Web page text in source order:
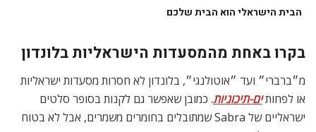
הבית הישראלי הוא הבית שלכם
בקרו באחת מהמסעדות הישראליות בלונדון
מ״ברברי״ ועד ״אוטולנגי״, בלונדון לא חסרות מסעדות ישראליות
או לפחותים-תיכוניות. כמובן שאפשר גם לקנות בסופר סלטים
ישראליים של Sabra שמתובלים בחומרים משמרים, אבל לא בטוח